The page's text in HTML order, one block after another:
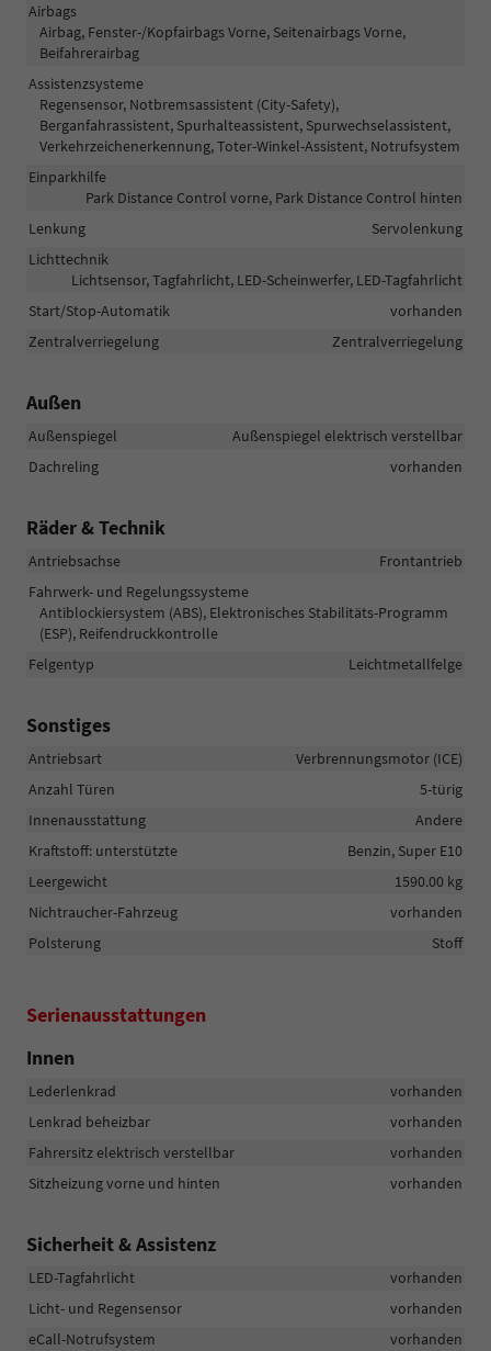
Airbags
Airbag, Fenster-/Kopfairbags Vorne, Seitenairbags Vorne,
Beifahrerairbag
Assistenzsysteme
Regensensor, Notbremsassistent (City-Safety),
Berganfahrassistent, Spurhalteassistent, Spurwechselassistent,
Verkehrzeichenerkennung, Toter-Winkel-Assistent, Notrufsystem
Einparkhilfe
Park Distance Control vorne, Park Distance Control hinten
Lenkung
Servolenkung
Lichttechnik
Lichtsensor, Tagfahrlicht, LED-Scheinwerfer, LED-Tagfahrlicht
Start/Stop-Automatik
vorhanden
Zentralverriegelung
Zentralverriegelung
Außen
Außenspiegel
Außenspiegel elektrisch verstellbar
Dachreling
vorhanden
Räder & Technik
Antriebsachse
Frontantrieb
Fahrwerk- und Regelungssysteme
Antiblockiersystem (ABS), Elektronisches Stabilitäts-Programm
(ESP), Reifendruckkontrolle
Felgentyp
Leichtmetallfelge
Sonstiges
Antriebsart
Verbrennungsmotor (ICE)
Anzahl Türen
5-türig
Innenausstattung
Andere
Kraftstoff: unterstützte
Benzin, Super E10
Leergewicht
1590.00 kg
Nichtraucher-Fahrzeug
vorhanden
Polsterung
Stoff
Serienausstattungen
Innen
Lederlenkrad
vorhanden
Lenkrad beheizbar
vorhanden
Fahrersitz elektrisch verstellbar
vorhanden
Sitzheizung vorne und hinten
vorhanden
Sicherheit & Assistenz
LED-Tagfahrlicht
vorhanden
Licht- und Regensensor
vorhanden
eCall-Notrufsystem
vorhanden